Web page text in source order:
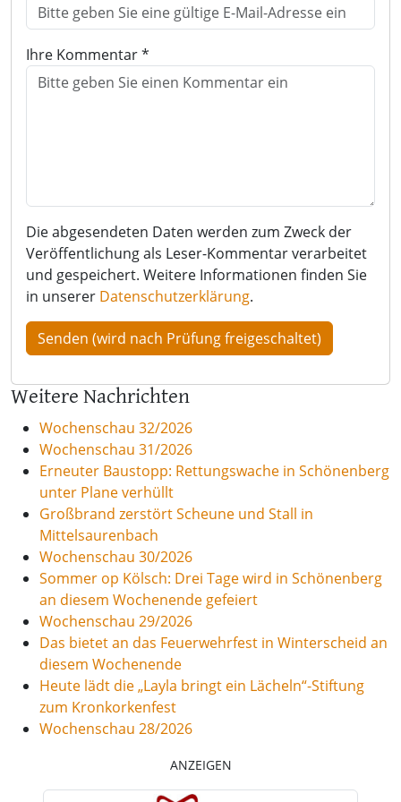
Ihre Kommentar *
Die abgesendeten Daten werden zum Zweck der
Veröffentlichung als Leser-Kommentar verarbeitet
und gespeichert. Weitere Informationen finden Sie
in unserer Datenschutzerklärung.
Weitere Nachrichten
Wochenschau 32/2026
Wochenschau 31/2026
Erneuter Baustopp: Rettungswache in Schönenberg
unter Plane verhüllt
Großbrand zerstört Scheune und Stall in
Mittelsaurenbach
Wochenschau 30/2026
Sommer op Kölsch: Drei Tage wird in Schönenberg
an diesem Wochenende gefeiert
Wochenschau 29/2026
Das bietet an das Feuerwehrfest in Winterscheid an
diesem Wochenende
Heute lädt die „Layla bringt ein Lächeln“-Stiftung
zum Kronkorkenfest
Wochenschau 28/2026
ANZEIGEN